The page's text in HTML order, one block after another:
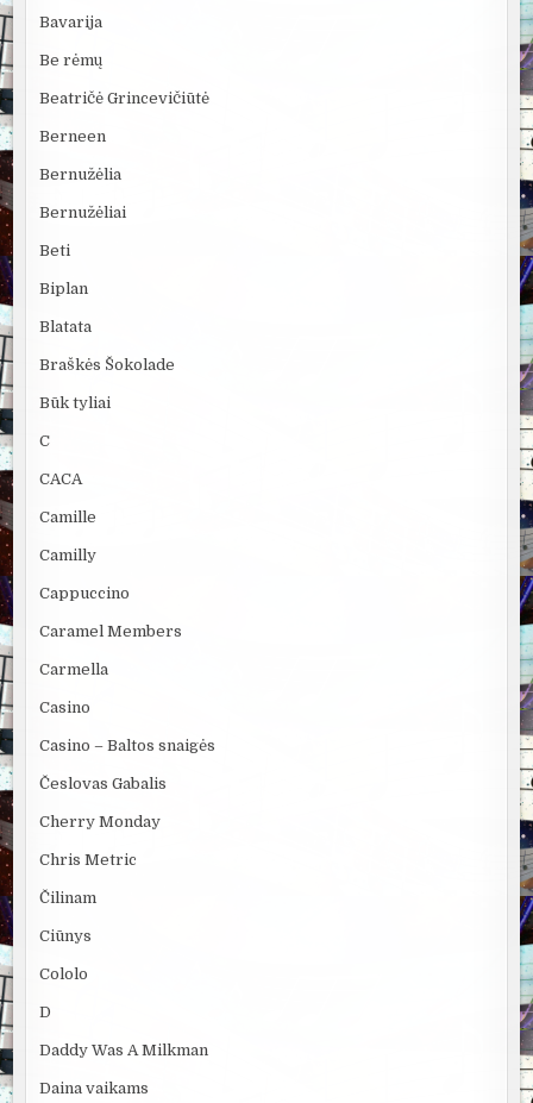
Bavarija
Be rėmų
Beatričė Grincevičiūtė
Berneen
Bernužėlia
Bernužėliai
Beti
Biplan
Blatata
Braškės Šokolade
Būk tyliai
C
CACA
Camille
Camilly
Cappuccino
Caramel Members
Carmella
Casino
Casino – Baltos snaigės
Česlovas Gabalis
Cherry Monday
Chris Metric
Čilinam
Ciūnys
Cololo
D
Daddy Was A Milkman
Daina vaikams